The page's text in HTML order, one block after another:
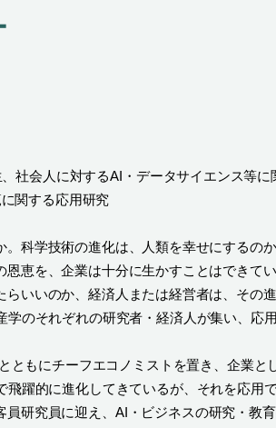
社会人に対するAI・データサイエンス等に
関する応用研究
科学技術の進化は、人類を幸せにするの
恵を、企業は十分に生かすことはでき
いいのか、経済人または経営者は、その
のそれぞれの研究者・経済人が集い、
ともにチーフエコノミストを置き、企業
躍的に進化してきているが、それを応
研究員に迎え、AI・ビジネスの研究・教育